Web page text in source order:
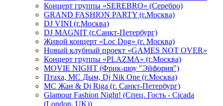
Концерт группы «SEREBRO» (Серебро)
GRAND FASHION PARTY (г.Москва)
DJ VINI (г.Москва)
DJ MAGNIT (г.Санкт-Петербург)
Живой концерт «Loc Dog» (г. Москва)
Новый клубный проект «GAMES NOT OVER»
Концерт группы «PLAZMA» (г.Москва)
MOVIE NIGHT (Фрик-шоу "Эйфория")
Птаха, МС Дым, Dj Nik One (г.Москва)
МС Жан & Dj Riga (г. Санкт-Петербург)
Glamour Fashion Night! (Спец. Гость - Cicada
(London, UK))